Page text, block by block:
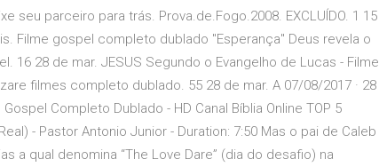
seu parceiro para trás. Prova.de.Fogo.2008. EXCLUÍDO. 1 15
Filme gospel completo dublado "Esperança" Deus revela o
16 28 de mar. JESUS Segundo o Evangelho de Lucas - Filme
filmes completo dublado. 55 28 de mar. A 07/08/2017 · 28
Completo Dublado - HD Canal Bíblia Online TOP 5
- Pastor Antonio Junior - Duration: 7:50 Mas o pai de Caleb
a qual denomina “The Love Dare” (dia do desafio) na